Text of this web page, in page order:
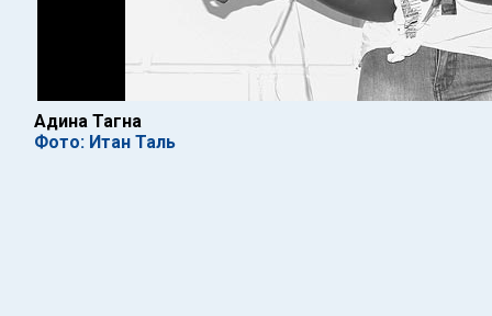
Адина Тагна
Фото: Итан Таль